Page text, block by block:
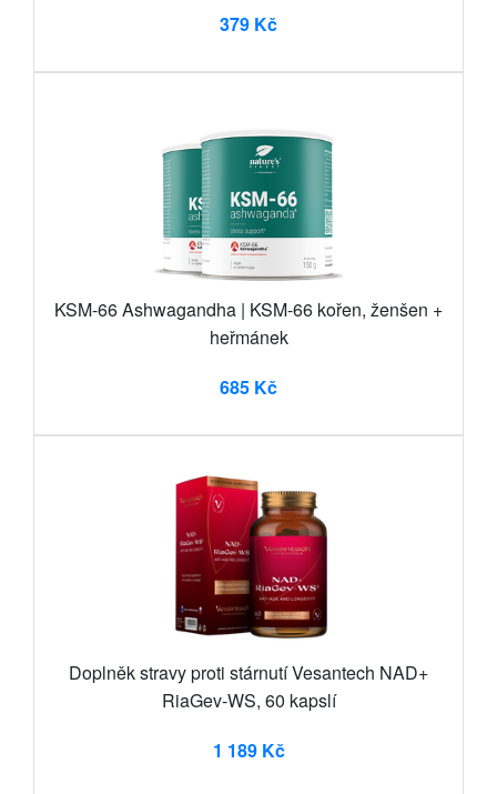
379 Kč
KSM-66 Ashwagandha | KSM-66 kořen, ženšen +
heřmánek
685 Kč
Doplněk stravy proti stárnutí Vesantech NAD+
RiaGev-WS, 60 kapslí
1 189 Kč